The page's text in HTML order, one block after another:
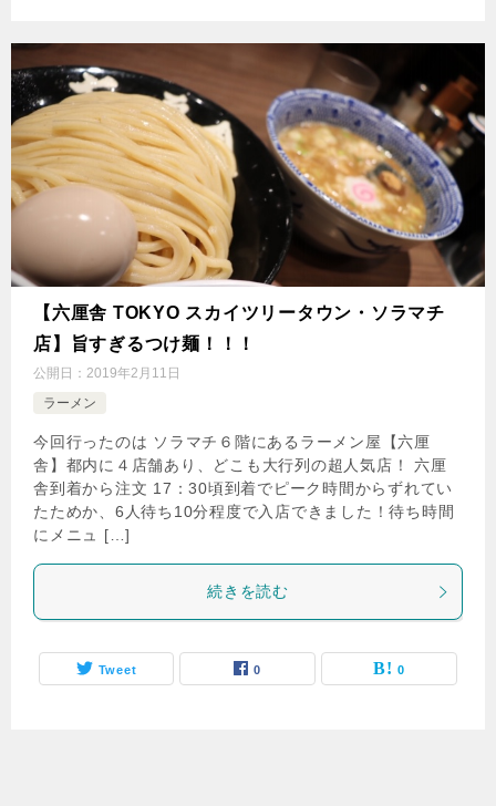
【六厘舎 TOKYO スカイツリータウン・ソラマチ
店】旨すぎるつけ麺！！！
公開日： 2019年2月11日
ラーメン
今回行ったのは ソラマチ６階にあるラーメン屋【六厘
舎】都内に４店舗あり、どこも大行列の超人気店！ 六厘
舎到着から注文 17：30頃到着でピーク時間からずれてい
たためか、6人待ち10分程度で入店できました！待ち時間
にメニュ […]
続きを読む
Tweet 0 0